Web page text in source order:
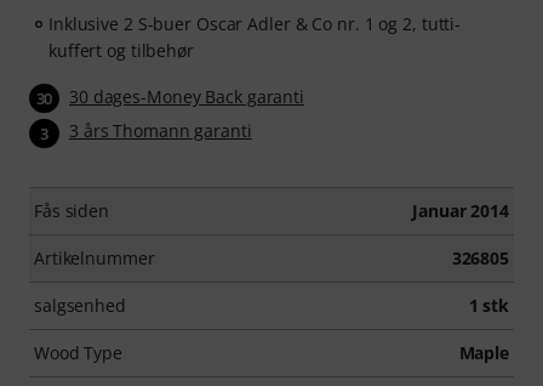
Inklusive 2 S-buer Oscar Adler & Co nr. 1 og 2, tutti-
kuffert og tilbehør
30 30 dages-Money Back garanti
3 3 års Thomann garanti
Fås siden Januar 2014
Artikelnummer 326805
salgsenhed 1 stk
Wood Type Maple